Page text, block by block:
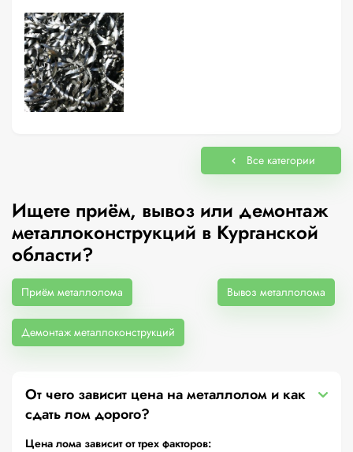
Все категории
Ищете приём, вывоз или демонтаж
металлоконструкций в Курганской
области?
Приём металлолома Вывоз металлолома
Демонтаж металлоконструкций
От чего зависит цена на металлолом и как
сдать лом дорого?
Цена лома зависит от трех факторов: